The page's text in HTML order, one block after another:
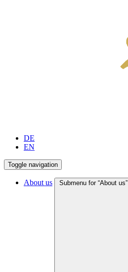
DE
EN
Toggle navigation
About us Submenu for “About us”